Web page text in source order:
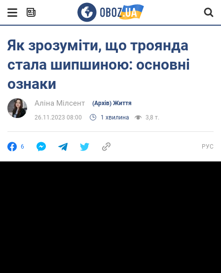
Як зрозуміти, що троянда
стала шипшиною: основні
ознаки
Аліна Мілсент (Архів) Життя
26.11.2023 08:00 1 хвилина 3,8 т.
6 РУС